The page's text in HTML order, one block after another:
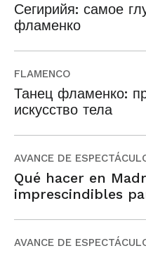
Сегирийя: самое
фламенко
FLAMENCO
Танец фламенко:
искусство тела
AVANCE DE
Qué hacer en
imprescindibles
AVANCE DE